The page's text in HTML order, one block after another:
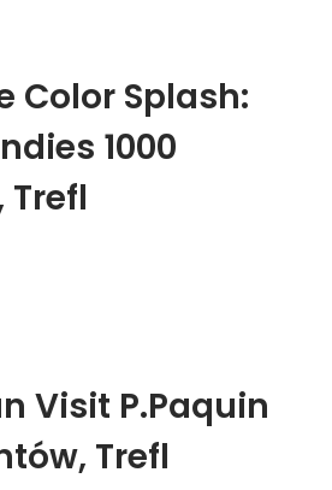
Color Splash:
1000
Visit P.Paquin
Trefl